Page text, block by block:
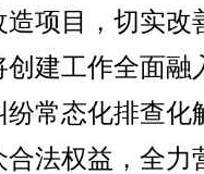
项目，切实改
建工作全面融
常态化排查化
法权益，全力